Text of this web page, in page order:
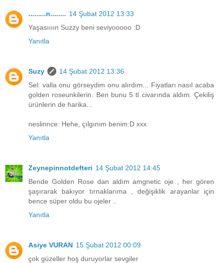
.........n........ 14 Şubat 2012 13:33
Yaşasıııın Suzzy beni seviyooooo :D
Yanıtla
Suzy
14 Şubat 2012 13:36
Sel: valla onu görseydim onu alırdım... Fiyatları nasıl acaba
golden roseunkilerin. Ben bunu 5 tl civarında aldım. Çekiliş
ürünlerin de harika...
neslinnce: Hehe, çılgınım benim:D xxx
Yanıtla
Zeynepinnotdefteri 14 Şubat 2012 14:45
Bende Golden Rose dan aldım amgnetic oje , her gören
şaşırarak bakıyor tırnaklarıma , değişiklik arayanlar için
bence süper oldu bu ojeler ..
Yanıtla
Asiye VURAN 15 Şubat 2012 00:09
çok güzeller hoş duruyorlar sevgiler